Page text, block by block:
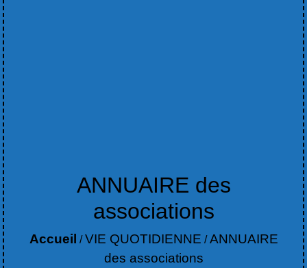
ANNUAIRE des
associations
Accueil /VIE QUOTIDIENNE /ANNUAIRE
des associations